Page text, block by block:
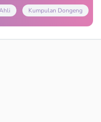
Kumpulan Dongeng